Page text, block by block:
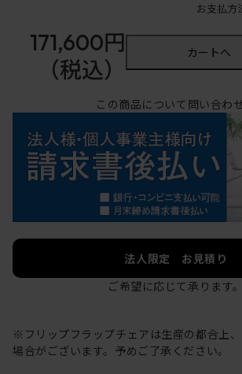
お支払方
171,600円
（税込）
カートへ
この商品について問い合わ
法人限定 お見積り
ご希望に応じて承ります。
※フリップフラップチェアは生産の都合上
場合がございます。予めご了承ください。